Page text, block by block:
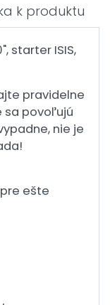
k produktu
starter ISIS,
pravidelne
sa povoľujú
nie je
ešte